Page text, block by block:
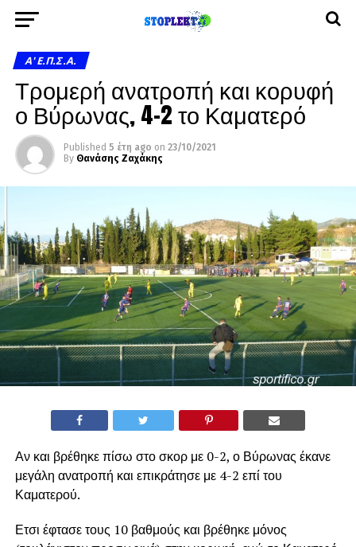
A' Ε.Π.Σ.Α.
Τρομερή ανατροπή και κορυφή
ο Βύρωνας, 4-2 το Καματερό
Published 5 έτη ago on 23/10/2021
By Θανάσης Ζαχάκης
Αν και βρέθηκε πίσω στο σκορ με 0-2, ο Βύρωνας έκανε
μεγάλη ανατροπή και επικράτησε με 4-2 επί του
Καματερού.
Ετσι έφτασε τους 10 βαθμούς και βρέθηκε μόνος